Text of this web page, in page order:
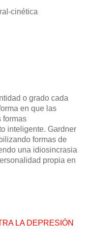
cinética
o grado cada
en que las
formas
inteligente. Gardner
formas de
una idiosincrasia
propia en
LA DEPRESIÓN